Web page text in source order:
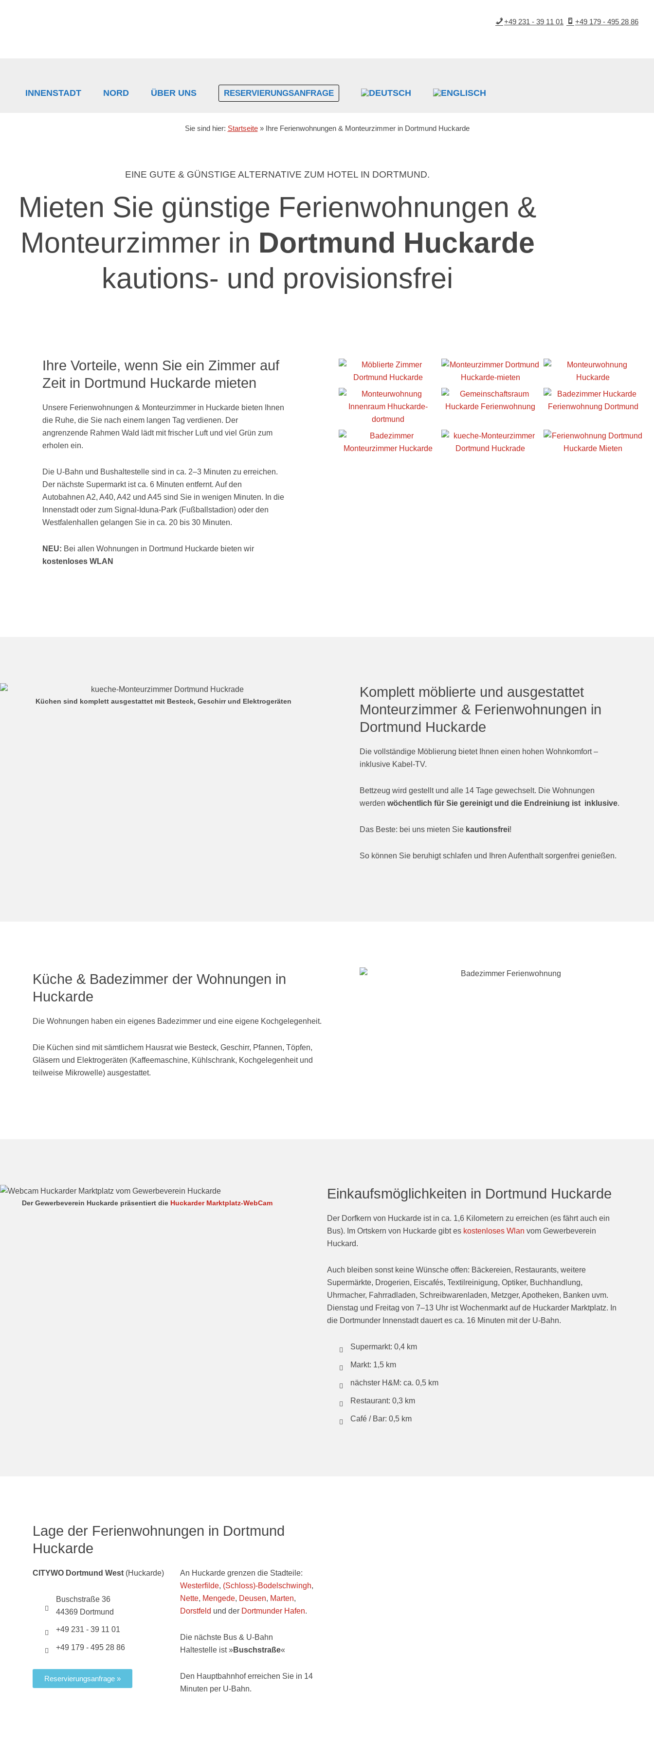
+49 231 - 39 11 01 +49 179 - 495 28 86
INNENSTADT NORD ÜBER UNS RESERVIERUNGSANFRAGE
Sie sind hier: Startseite» Ihre Ferienwohnungen & Monteurzimmer in Dortmund Huckarde
EINE GUTE & GÜNSTIGE ALTERNATIVE ZUM HOTEL IN DORTMUND.
Mieten Sie günstige Ferienwohnungen &
Monteurzimmer in Dortmund Huckarde
kautions- und provisionsfrei
Ihre Vorteile, wenn Sie ein Zimmer auf
Zeit in Dortmund Huckarde mieten
Unsere Ferienwohnungen & Monteurzimmer in Huckarde bieten Ihnen
die Ruhe, die Sie nach einem langen Tag verdienen. Der
angrenzende Rahmen Wald lädt mit frischer Luft und viel Grün zum
erholen ein.
Die U-Bahn und Bushaltestelle sind in ca. 2–3 Minuten zu erreichen.
Der nächste Supermarkt ist ca. 6 Minuten entfernt. Auf den
Autobahnen A2, A40, A42 und A45 sind Sie in wenigen Minuten. In die
Innenstadt oder zum Signal-Iduna-Park (Fußballstadion) oder den
Westfalenhallen gelangen Sie in ca. 20 bis 30 Minuten.
NEU: Bei allen Wohnungen in Dortmund Huckarde bieten wir
kostenloses WLAN
Küchen sind komplett ausgestattet mit Besteck, Geschirr und Elektrogeräten
Komplett möblierte und ausgestattet
Monteurzimmer & Ferienwohnungen in
Dortmund Huckarde
Die vollständige Möblierung bietet Ihnen einen hohen Wohnkomfort –
inklusive Kabel-TV.
Bettzeug wird gestellt und alle 14 Tage gewechselt. Die Wohnungen
werdenwöchentlich für Sie gereinigt und die Endreiniung ist inklusive.
Das Beste: bei uns mieten Sie kautionsfrei!
So können Sie beruhigt schlafen und Ihren Aufenthalt sorgenfrei genießen.
Küche & Badezimmer der Wohnungen in
Huckarde
Die Wohnungen haben ein eigenes Badezimmer und eine eigene Kochgelegenheit.
Die Küchen sind mit sämtlichem Hausrat wie Besteck, Geschirr, Pfannen, Töpfen,
Gläsern und Elektrogeräten (Kaffeemaschine, Kühlschrank, Kochgelegenheit und
teilweise Mikrowelle) ausgestattet.
Der Gewerbeverein Huckarde präsentiert die Huckarder Marktplatz-WebCam
Einkaufsmöglichkeiten in Dortmund Huckarde
Der Dorfkern von Huckarde ist in ca. 1,6 Kilometern zu erreichen (es fährt auch ein
Bus). Im Ortskern von Huckarde gibt es kostenloses Wlan vom Gewerbeverein
Huckard.
Auch bleiben sonst keine Wünsche offen: Bäckereien, Restaurants, weitere
Supermärkte, Drogerien, Eiscafés, Textilreinigung, Optiker, Buchhandlung,
Uhrmacher, Fahrradladen, Schreibwarenladen, Metzger, Apotheken, Banken uvm.
Dienstag und Freitag von 7–13 Uhr ist Wochenmarkt auf de Huckarder Marktplatz. In
die Dortmunder Innenstadt dauert es ca. 16 Minuten mit der U-Bahn.
Supermarkt: 0,4 km
Markt: 1,5 km
nächster H&M: ca. 0,5 km
Restaurant: 0,3 km
Café / Bar: 0,5 km
Lage der Ferienwohnungen in Dortmund
Huckarde
CITYWO Dortmund West (Huckarde)
Buschstraße 36
44369 Dortmund
+49 231 - 39 11 01
+49 179 - 495 28 86
Reservierungsanfrage »
An Huckarde grenzen die Stadteile:
Westerfilde, (Schloss)-Bodelschwingh,
Nette, Mengede, Deusen, Marten,
Dorstfeld und der Dortmunder Hafen.
Die nächste Bus & U-Bahn
Haltestelle ist »Buschstraße«
Den Hauptbahnhof erreichen Sie in 14
Minuten per U-Bahn.